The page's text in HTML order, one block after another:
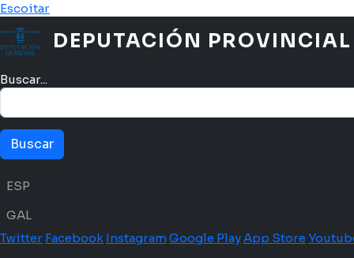
Ir o contido principal
Escoitar
DEPUTACIÓN PROVINCIAL
Buscar...
Menú idioma
ESP
GAL
Twitter Facebook InstagramGoogle PlayApp Store